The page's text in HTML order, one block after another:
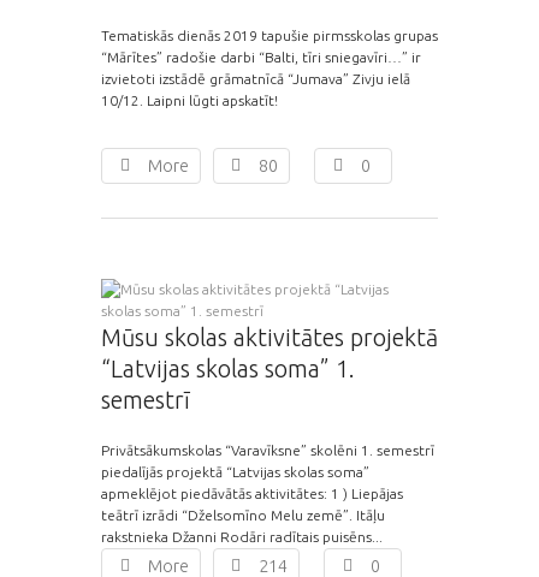
Tematiskās dienās 2019 tapušie pirmsskolas grupas
“Mārītes” radošie darbi “Balti, tīri sniegavīri…” ir
izvietoti izstādē grāmatnīcā “Jumava” Zivju ielā
10/12. Laipni lūgti apskatīt!
More 80 0
Mūsu skolas aktivitātes projektā
“Latvijas skolas soma” 1.
semestrī
Privātsākumskolas “Varavīksne” skolēni 1. semestrī
piedalījās projektā “Latvijas skolas soma”
apmeklējot piedāvātās aktivitātes: 1 ) Liepājas
teātrī izrādi “Dželsomīno Melu zemē”. Itāļu
rakstnieka Džanni Rodāri radītais puisēns...
More 214 0